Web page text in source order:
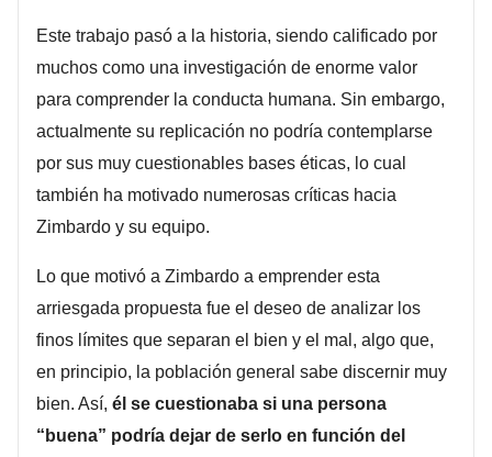
Este trabajo pasó a la historia, siendo calificado por
muchos como una investigación de enorme valor
para comprender la conducta humana. Sin embargo,
actualmente su replicación no podría contemplarse
por sus muy cuestionables bases éticas, lo cual
también ha motivado numerosas críticas hacia
Zimbardo y su equipo.
Lo que motivó a Zimbardo a emprender esta
arriesgada propuesta fue el deseo de analizar los
finos límites que separan el bien y el mal, algo que,
en principio, la población general sabe discernir muy
bien. Así, él se cuestionaba si una persona
“buena” podría dejar de serlo en función del